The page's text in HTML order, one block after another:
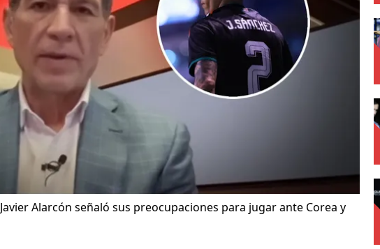
Javier Alarcón señaló sus preocupaciones para jugar ante Corea y